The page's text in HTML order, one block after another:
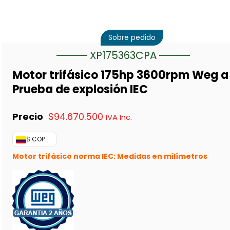
Motor trifásico 175hp 3600rpm Weg a
Prueba de explosión IEC
$94.670.500 IVA Inc.
$ COP
Motor trifásico norma IEC: Medidas en milímetros
Sobre pedido
XP175363CPA